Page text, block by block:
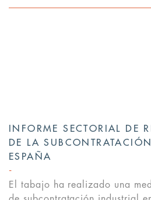
INFORME SECTORIAL DE
DE LA
ESPAÑA
El tabajo ha realizado una